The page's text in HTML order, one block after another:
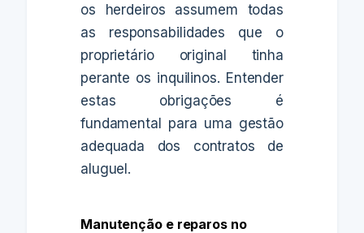
os herdeiros assumem todas
as responsabilidades que o
proprietário original tinha
perante os inquilinos. Entender
estas obrigações é
fundamental para uma gestão
adequada dos contratos de
aluguel.
Manutenção e reparos no